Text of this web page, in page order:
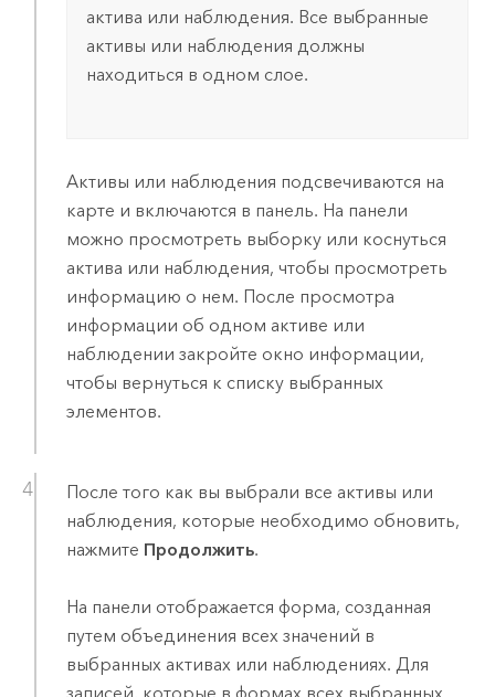
актива или наблюдения. Все выбранные
активы или наблюдения должны
находиться в одном слое.
Активы или наблюдения подсвечиваются на
карте и включаются в панель. На панели
можно просмотреть выборку или коснуться
актива или наблюдения, чтобы просмотреть
информацию о нем. После просмотра
информации об одном активе или
наблюдении закройте окно информации,
чтобы вернуться к списку выбранных
элементов.
После того как вы выбрали все активы или
наблюдения, которые необходимо обновить,
нажмите Продолжить.
На панели отображается форма, созданная
путем объединения всех значений в
выбранных активах или наблюдениях. Для